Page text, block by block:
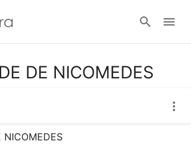
DE NICOMEDES
NICOMEDES